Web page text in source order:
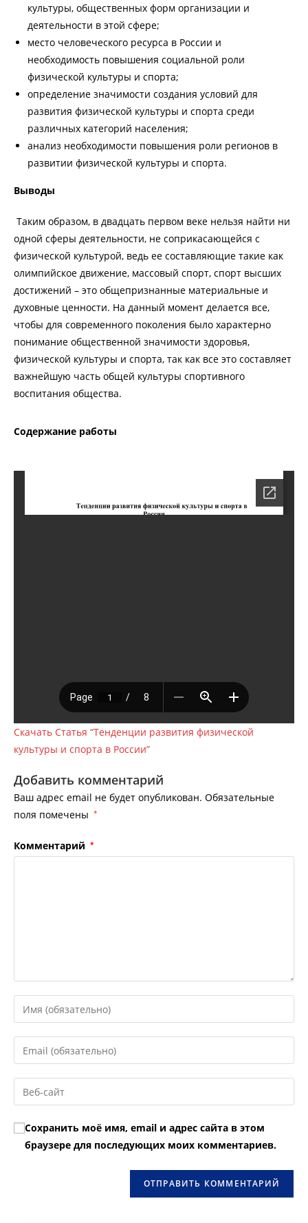
культуры, общественных форм организации и
деятельности в этой сфере;
место человеческого ресурса в России и
необходимость повышения социальной роли
физической культуры и спорта;
определение значимости создания условий для
развития физической культуры и спорта среди
различных категорий населения;
анализ необходимости повышения роли регионов в
развитии физической культуры и спорта.
Выводы
Таким образом, в двадцать первом веке нельзя найти ни
одной сферы деятельности, не соприкасающейся с
физической культурой, ведь ее составляющие такие как
олимпийское движение, массовый спорт, спорт высших
достижений – это общепризнанные материальные и
духовные ценности. На данный момент делается все,
чтобы для современного поколения было характерно
понимание общественной значимости здоровья,
физической культуры и спорта, так как все это составляет
важнейшую часть общей культуры спортивного
воспитания общества.
Содержание работы
Скачать Статья “Тенденции развития физической
культуры и спорта в России”
Добавить комментарий
Ваш адрес email не будет опубликован. Обязательные
поля помечены *
Комментарий *
Введите
свое
имя
или
пользователя,
чтобы
прокомментировать
Введите
свой
email-
адрес,
прокомментировать
Введите
URL
вашего
веб-
сайта
Сохранить моё имя, email и адрес сайта в этом
браузере для последующих моих комментариев.